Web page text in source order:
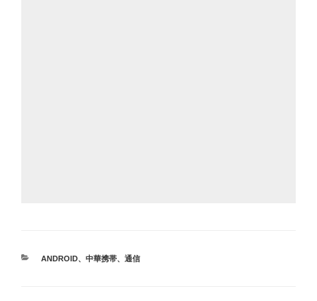
カ
ANDROID、 中華携帯、 通信